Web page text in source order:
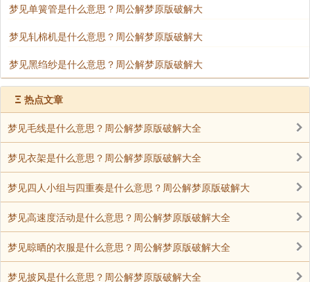
梦见单簧管是什么意思？周公解梦原版破解大
梦见轧棉机是什么意思？周公解梦原版破解大
梦见黑绉纱是什么意思？周公解梦原版破解大
Ξ 热点文章
梦见毛线是什么意思？周公解梦原版破解大全
梦见衣架是什么意思？周公解梦原版破解大全
梦见四人小组与四重奏是什么意思？周公解梦原版破解大
梦见高速度活动是什么意思？周公解梦原版破解大全
梦见晾晒的衣服是什么意思？周公解梦原版破解大全
梦见披风是什么意思？周公解梦原版破解大全